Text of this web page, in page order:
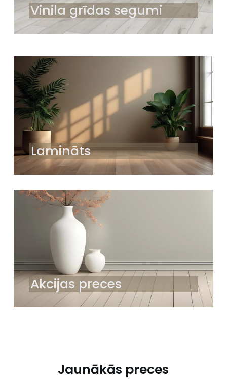
Vinila grīdas segumi
Lamināts
Akcijas preces
Jaunākās preces